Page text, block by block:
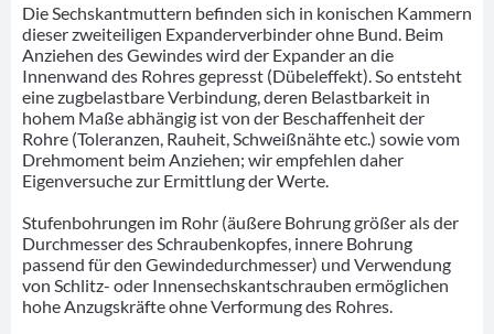
Die Sechskantmuttern befinden sich in konischen Kammern
dieser zweiteiligen Expanderverbinder ohne Bund. Beim
Anziehen des Gewindes wird der Expander an die
Innenwand des Rohres gepresst (Dübeleffekt). So entsteht
eine zugbelastbare Verbindung, deren Belastbarkeit in
hohem Maße abhängig ist von der Beschaffenheit der
Rohre (Toleranzen, Rauheit, Schweißnähte etc.) sowie vom
Drehmoment beim Anziehen; wir empfehlen daher
Eigenversuche zur Ermittlung der Werte.
Stufenbohrungen im Rohr (äußere Bohrung größer als der
Durchmesser des Schraubenkopfes, innere Bohrung
passend für den Gewindedurchmesser) und Verwendung
von Schlitz- oder Innensechskantschrauben ermöglichen
hohe Anzugskräfte ohne Verformung des Rohres.